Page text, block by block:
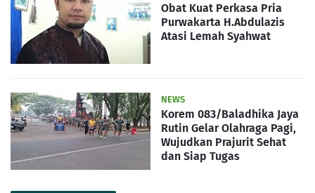
Obat Kuat Perkasa Pria
Purwakarta H.Abdulazis
Atasi Lemah Syahwat
NEWS
Korem 083/Baladhika Jaya
Rutin Gelar Olahraga Pagi,
Wujudkan Prajurit Sehat
dan Siap Tugas